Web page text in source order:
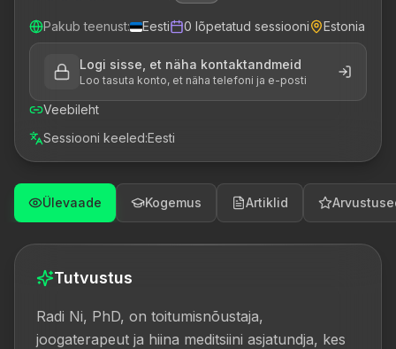
Pakub teenust: Eesti 0 lõpetatud sessiooni Estonia
Logi sisse, et näha kontaktandmeid
Loo tasuta konto, et näha telefoni ja e-posti
Veebileht
Sessiooni keeled:Eesti
Ülevaade Kogemus Artiklid
Tutvustus
Radi Ni, PhD, on toitumisnõustaja,
joogaterapeut ja hiina meditsiini asjatundja, kes